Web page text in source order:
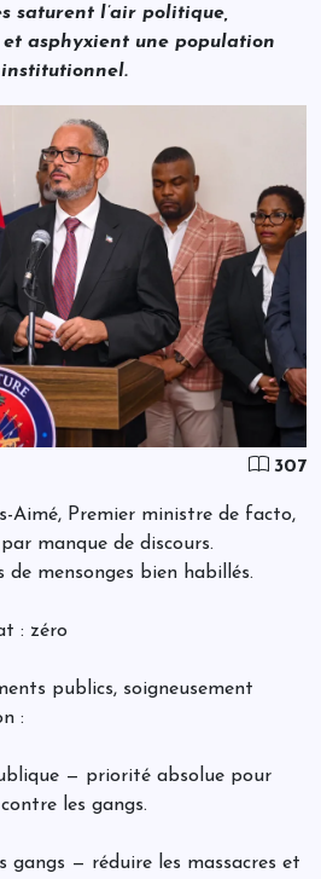
saturent l’air politique,
et asphyxient une population
institutionnel.
307
Aimé, Premier ministre de facto,
manque de discours.
de mensonges bien habillés.
: zéro
publics, soigneusement
:
— priorité absolue pour
les gangs.
gangs — réduire les massacres et